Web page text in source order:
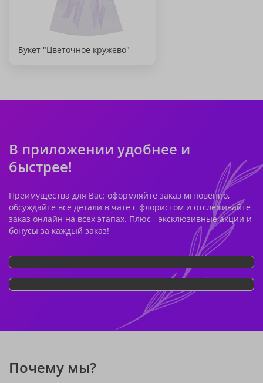
Букет "Цветочное кружево"
В приложении удобнее и
быстрее!
Преимущества для Вас: оформляйте заказ мгновенно,
обсуждайте все детали в чате с флористом и отслеживайте
заказ онлайн на всех этапах. Плюс - эксклюзивные акции и
бонусы за каждый заказ!
Почему мы?